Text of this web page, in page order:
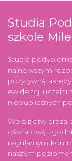
Studia
szkole
Studia
najnowszym
pozytywną
ewidencji uczelni
niepublicznych
Wpis potwierdza,
oświatową
regularnym
naszym